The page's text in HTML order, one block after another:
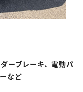
ーブレーキ、電動パ
など